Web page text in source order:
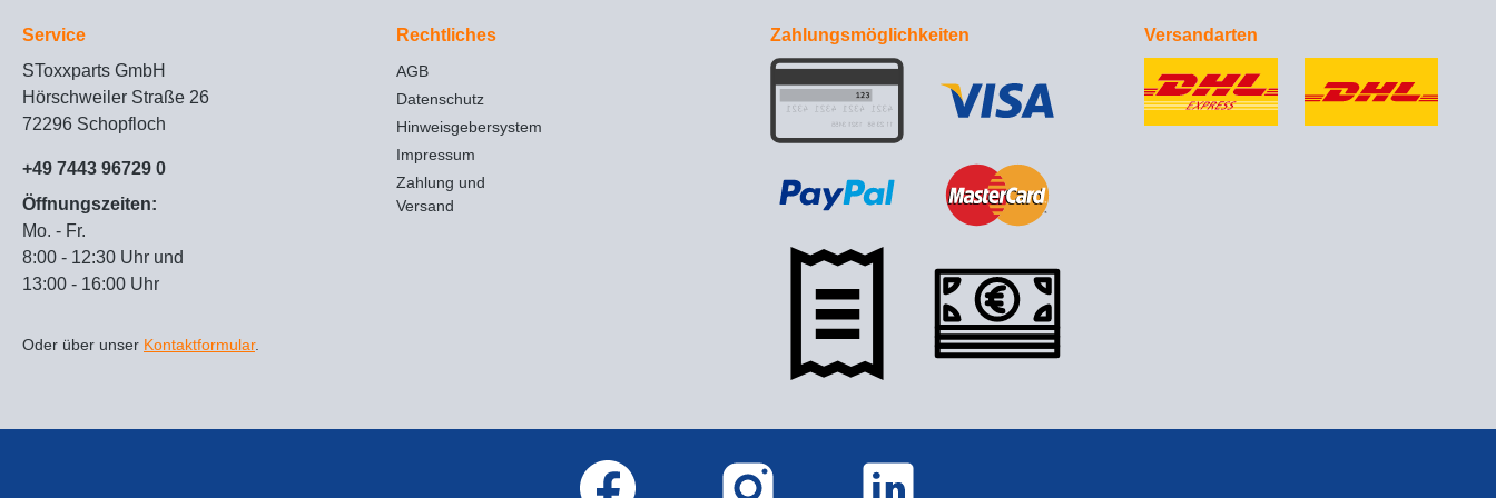
Service
SToxxparts GmbH
Hörschweiler Straße 26
72296 Schopfloch
+49 7443 96729 0
Öffnungszeiten:
Mo. - Fr.
8:00 - 12:30 Uhr und
13:00 - 16:00 Uhr
Oder über unser Kontaktformular.
Rechtliches
AGB
Datenschutz
Hinweisgebersystem
Impressum
Zahlung und
Versand
Zahlungsmöglichkeiten Versandarten